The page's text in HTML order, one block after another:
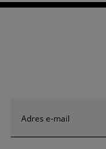
Adres e-mail